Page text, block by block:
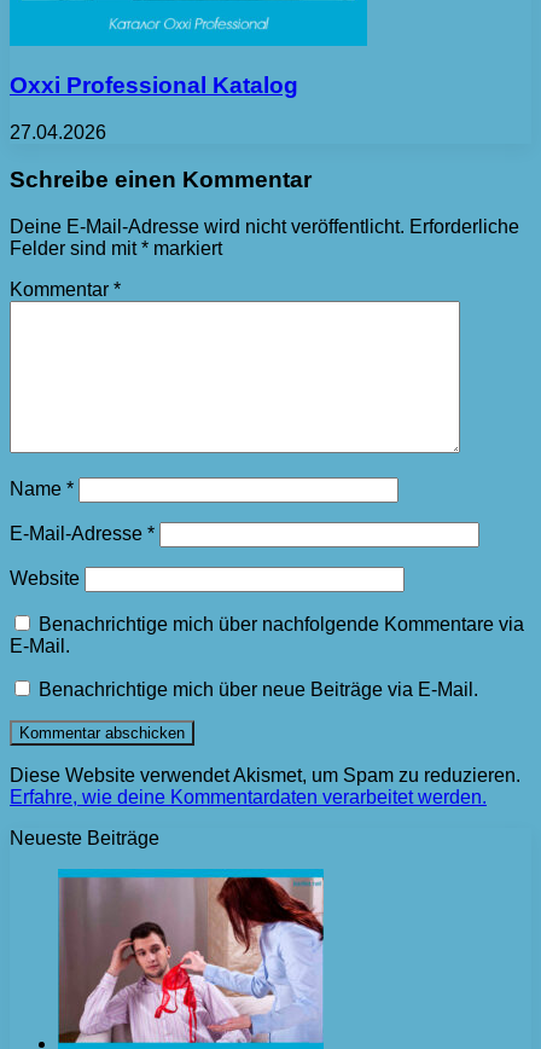
Oxxi Professional Katalog
27.04.2026
Schreibe einen Kommentar
Deine E-Mail-Adresse wird nicht veröffentlicht. Erforderliche
Felder sind mit* markiert
Kommentar *
Name *
E-Mail-Adresse *
Website
Benachrichtige mich über nachfolgende Kommentare via
E-Mail.
Benachrichtige mich über neue Beiträge via E-Mail.
Diese Website verwendet Akismet, um Spam zu reduzieren.
Erfahre, wie deine Kommentardaten verarbeitet werden.
Neueste Beiträge